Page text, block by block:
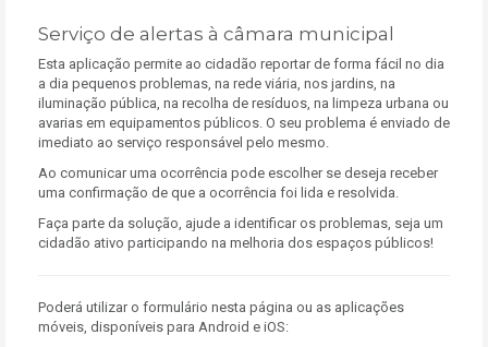
Serviço de alertas à câmara municipal
Esta aplicação permite ao cidadão reportar de forma fácil no dia
a dia pequenos problemas, na rede viária, nos jardins, na
iluminação pública, na recolha de resíduos, na limpeza urbana ou
avarias em equipamentos públicos. O seu problema é enviado de
imediato ao serviço responsável pelo mesmo.
Ao comunicar uma ocorrência pode escolher se deseja receber
uma confirmação de que a ocorrência foi lida e resolvida.
Faça parte da solução, ajude a identificar os problemas, seja um
cidadão ativo participando na melhoria dos espaços públicos!
Poderá utilizar o formulário nesta página ou as aplicações
móveis, disponíveis para Android e iOS: